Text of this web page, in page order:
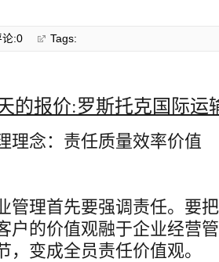
论:0 Tags:
的报价:罗斯托克国际运
理念：责任质量效率价值
管理首先要强调责任。要
户的价值观融于企业经营
，变成全员责任价值观。